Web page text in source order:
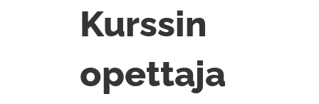
Kurssin
opettaja